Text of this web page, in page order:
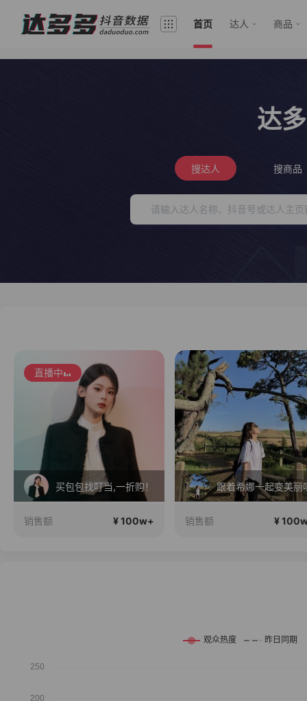
首页 达人 商品
达
搜达人 搜商品
直播中
买包包找叮当,一折购！
销售额 ¥ 100w+
跟着希娜一起变美丽
销售额 ¥